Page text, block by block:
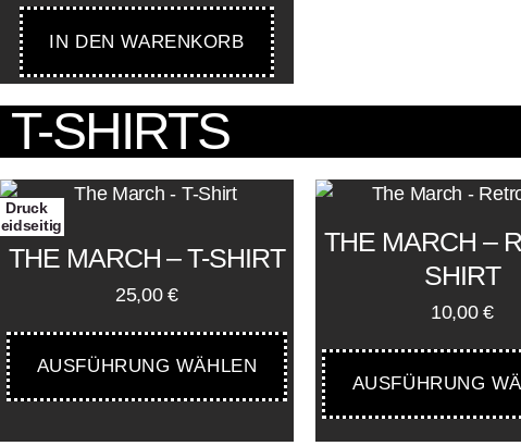
IN DEN WARENKORB
T-SHIRTS
Druck
THE MARCH – T-SHIRT
25,00€
AUSFÜHRUNG WÄHLEN
THE MARCH –
SHIRT
10,00€
AUSFÜHRUNG